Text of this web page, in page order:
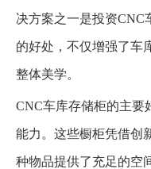
决方案之一是投资CNC
的好处，不仅增强了车
整体美学。
CNC车库存储柜的主要
能力。这些橱柜凭借创
种物品提供了充足的空